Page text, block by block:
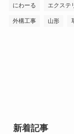
にわーる エクステ
外構工事 山形
新着記事